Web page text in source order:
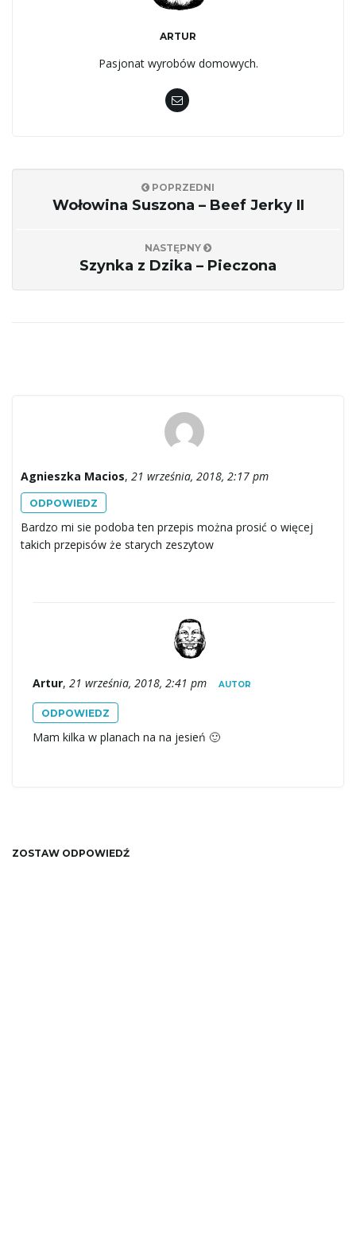
ARTUR
Pasjonat wyrobów domowych.
POPRZEDNI
Wołowina Suszona – Beef Jerky II
NASTĘPNY
Szynka z Dzika – Pieczona
Agnieszka Macios, 21 września, 2018, 2:17 pm
ODPOWIEDZ
Bardzo mi sie podoba ten przepis można prosić o więcej
takich przepisów że starych zeszytow
Artur, 21 września, 2018, 2:41 pm AUTOR
ODPOWIEDZ
Mam kilka w planach na na jesień 🙂
ZOSTAW ODPOWIEDŹ